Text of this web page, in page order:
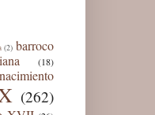
(2) barroco
(18)
(262)